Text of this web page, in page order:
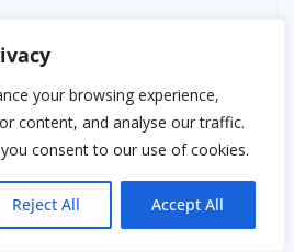
your browsing experience,
content, and analyse our traffic.
consent to our use of cookies.
Reject All Accept All